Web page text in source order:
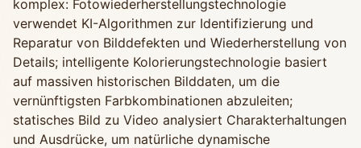
komplex: Fotowiederherstellungstechnologie
verwendet KI-Algorithmen zur Identifizierung und
Reparatur von Bilddefekten und Wiederherstellung von
Details; intelligente Kolorierungstechnologie basiert
auf massiven historischen Bilddaten, um die
vernünftigsten Farbkombinationen abzuleiten;
statisches Bild zu Video analysiert Charakterhaltungen
und Ausdrücke, um natürliche dynamische